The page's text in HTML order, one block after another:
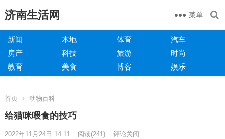
济南生活网 菜单
新闻 本地 体育
汽车
房产
科技 旅游
时尚
教育
美食 博客 娱乐
首页 动物百科
给猫咪喂食的技巧
2022年11月24日 14:11 阅读(241) 评论关闭